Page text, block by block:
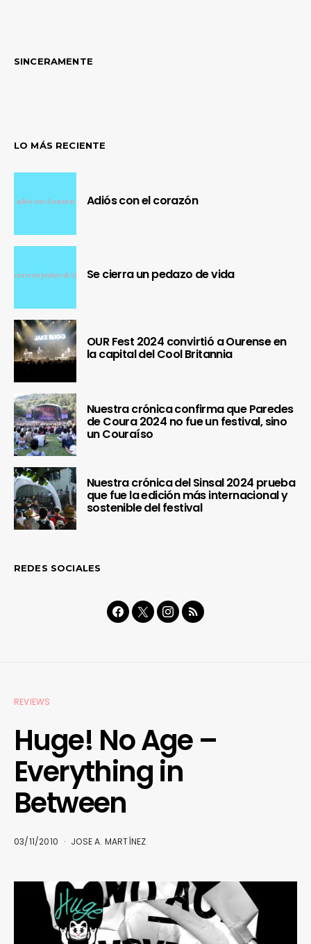
SINCERAMENTE
LO MÁS RECIENTE
Adiós con el corazón
Se cierra un pedazo de vida
OUR Fest 2024 convirtió a Ourense en
la capital del Cool Britannia
Nuestra crónica confirma que Paredes
de Coura 2024 no fue un festival, sino
un Couraíso
Nuestra crónica del Sinsal 2024 prueba
que fue la edición más internacional y
sostenible del festival
REDES SOCIALES
REVIEWS
Huge! No Age –
Everything in
Between
03/11/2010 JOSE A. MARTÍNEZ